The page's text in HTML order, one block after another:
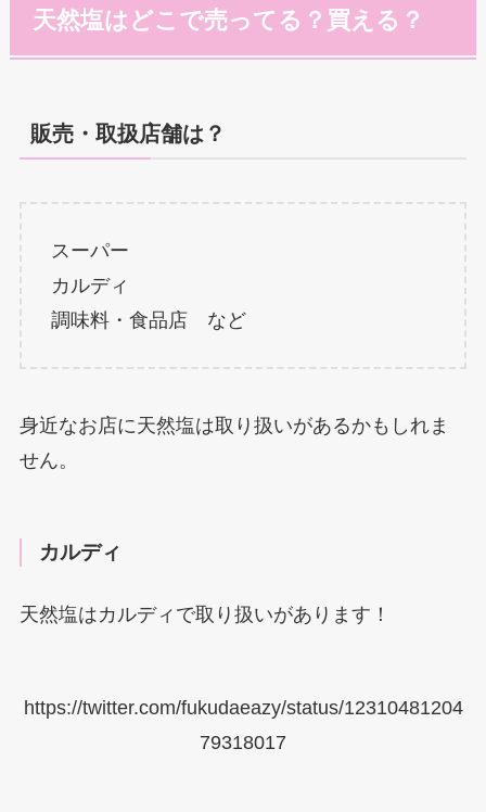
天然塩はどこで売ってる？買える？
販売・取扱店舗は？
スーパー
カルディ
調味料・食品店 など
身近なお店に天然塩は取り扱いがあるかもしれま
せん。
カルディ
天然塩はカルディで取り扱いがあります！
https://twitter.com/fukudaeazy/status/12310481204
79318017